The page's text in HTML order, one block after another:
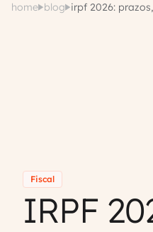
home blog irpf 2026:
Fiscal
IRPF